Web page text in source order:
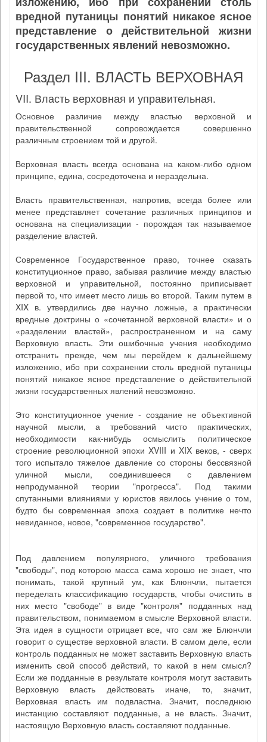
вредной путаницы понятий никакое ясное
представление о действительной жизни
государственных явлений невозможно.
Раздел III. ВЛАСТЬ ВЕРХОВНАЯ
VII. Власть верховная и управительная.
Основное различие между властью верховной и
правительственной сопровождается совершенно
различным строением той и другой.
Верховная власть всегда основана на каком-либо одном
принципе, едина, сосредоточена и нераздельна.
Власть правительственная, напротив, всегда более или
менее представляет сочетание различных принципов и
основана на специализации - порождая так называемое
разделение властей.
Современное Государственное право, точнее сказать
конституционное право, забывая различие между властью
верховной и управительной, постоянно приписывает
первой то, что имеет место лишь во второй. Таким путем в
XIX в. утвердились две научно ложные, а практически
вредные доктрины о «сочетанной верховной власти» и о
«разделении властей», распространенном и на саму
Верховную власть. Эти ошибочные учения необходимо
отстранить прежде, чем мы перейдем к дальнейшему
изложению, ибо при сохранении столь вредной путаницы
понятий никакое ясное представление о действительной
жизни государственных явлений невозможно.
Это конституционное учение - создание не объективной
научной мысли, а требований чисто практических,
необходимости как-нибудь осмыслить политическое
строение революционной эпохи XVIII и XIX веков, - сверх
того испытало тяжелое давление со стороны бессвязной
уличной мысли, соединившееся с давлением
непродуманной теории "прогресса". Под такими
спутанными влияниями у юристов явилось учение о том,
будто бы современная эпоха создает в политике нечто
невиданное, новое, "современное государство".
Под давлением популярного, уличного требования
"свободы", под которою масса сама хорошо не знает, что
понимать, такой крупный ум, как Блюнчли, пытается
переделать классификацию государств, чтобы очистить в
них место "свободе" в виде "контроля" подданных над
правительством, понимаемом в смысле Верховной власти.
Эта идея в сущности отрицает все, что сам же Блюнчли
говорит о существе верховной власти. В самом деле, если
контроль подданных не может заставить Верховную власть
изменить свой способ действий, то какой в нем смысл?
Если же подданные в результате контроля могут заставить
Верховную власть действовать иначе, то, значит,
Верховная власть им подвластна. Значит, последнюю
инстанцию составляют подданные, а не власть. Значит,
настоящую Верховную власть составляют подданные.